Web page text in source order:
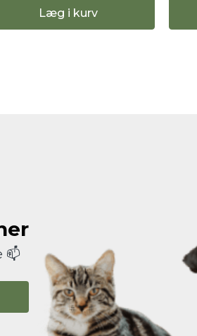
Læg i kurv
📫